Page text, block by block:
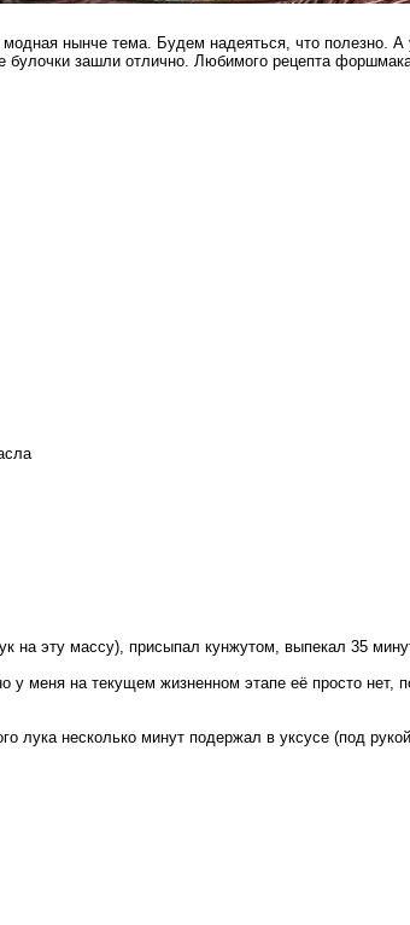
нынче тема. Будем надеяться, что полезно. А
зашли отлично. Любимого рецепта
эту массу), присыпал кунжутом, выпекал 35
меня на текущем жизненном этапе её просто нет,
лука несколько минут подержал в уксусе (под